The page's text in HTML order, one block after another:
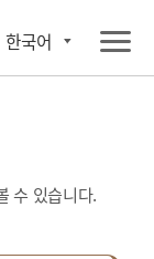
한국어
수 있습니다.